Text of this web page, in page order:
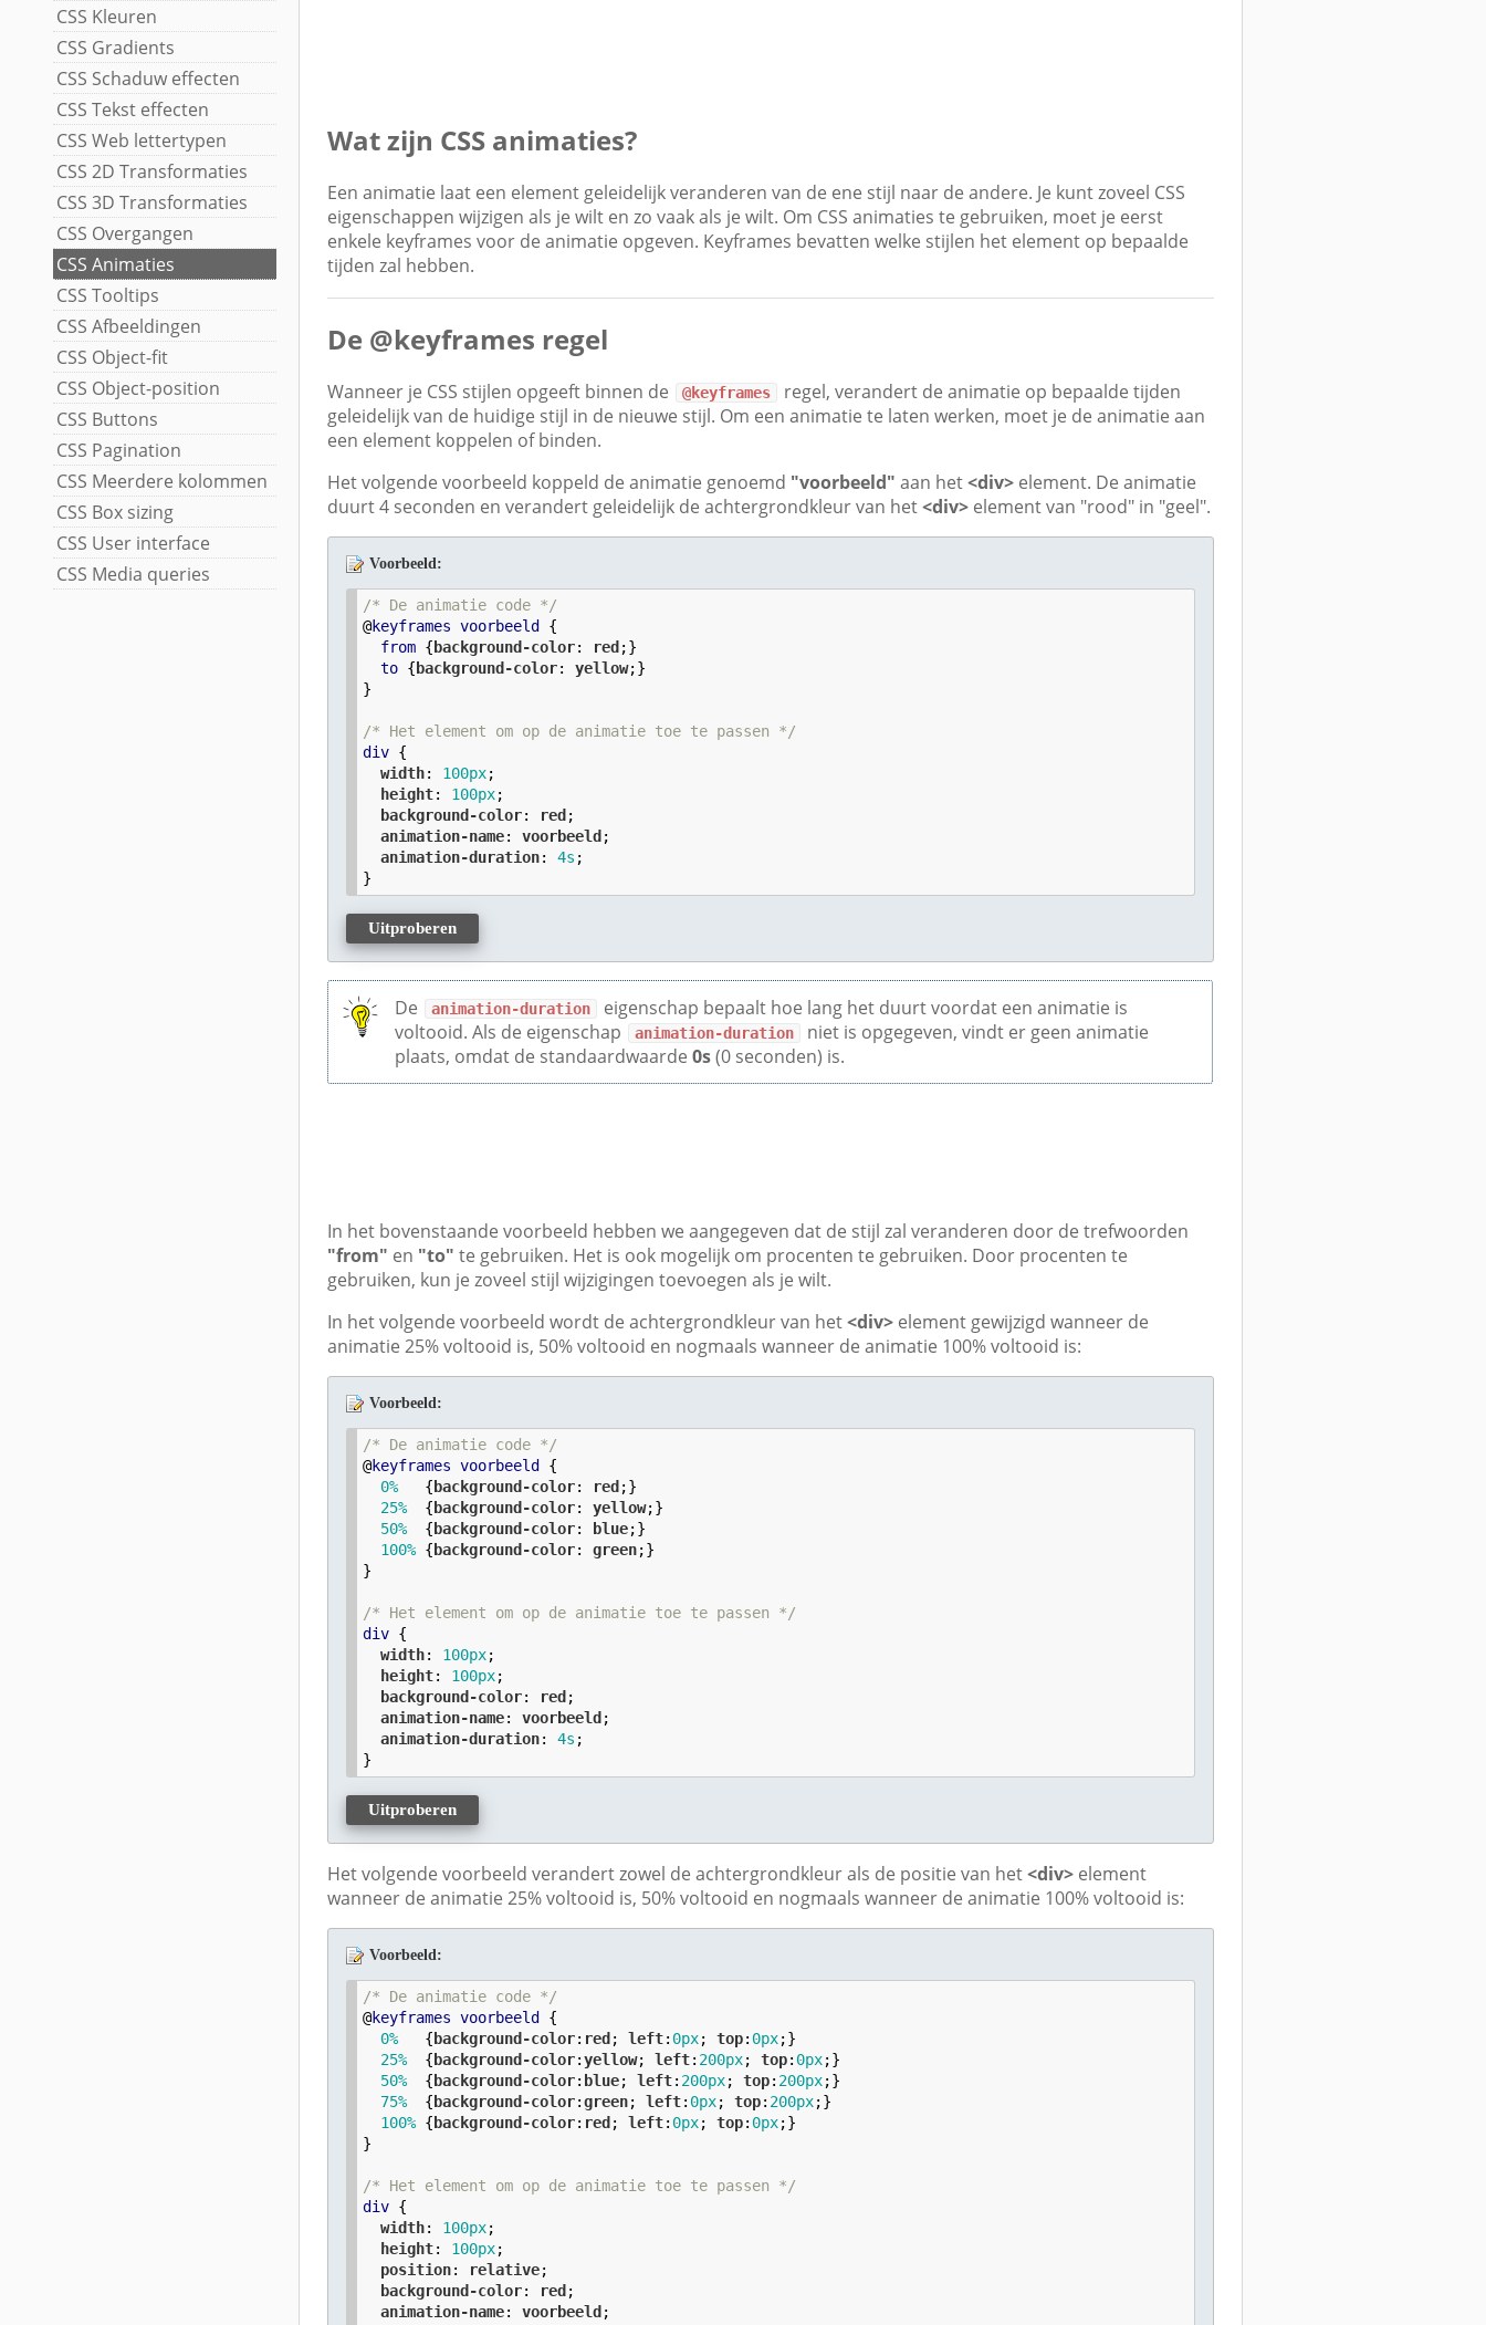
CSS Kleuren
CSS Gradients
CSS Schaduw effecten
CSS Tekst effecten
CSS Web lettertypen
CSS 2D Transformaties
CSS 3D Transformaties
CSS Overgangen
CSS Animaties
CSS Tooltips
CSS Afbeeldingen
CSS Object-fit
CSS Object-position
CSS Buttons
CSS Pagination
CSS Meerdere kolommen
CSS Box sizing
CSS User interface
CSS Media queries
Wat zijn CSS animaties?
Een animatie laat een element geleidelijk veranderen van de ene stijl naar de andere. Je kunt zoveel CSS
eigenschappen wijzigen als je wilt en zo vaak als je wilt. Om CSS animaties te gebruiken, moet je eerst
enkele keyframes voor de animatie opgeven. Keyframes bevatten welke stijlen het element op bepaalde
tijden zal hebben.
De @keyframes regel
Wanneer je CSS stijlen opgeeft binnen de @keyframes
regel, verandert de animatie op bepaalde tijden
geleidelijk van de huidige stijl in de nieuwe stijl. Om een ​​animatie te laten werken, moet je de animatie aan
een element koppelen of binden.
Het volgende voorbeeld koppeld de animatie genoemd "voorbeeld" aan het<div> element. De animatie
duurt 4 seconden en verandert geleidelijk de achtergrondkleur van het<div> element van "rood" in "geel".
Voorbeeld:
/* De animatie code */
@keyframes voorbeeld
{
from { background-color: red ;}
to { background-color: yellow;}
}
/* Het element om op de animatie toe te passen */
div {
width: 100px;
height: 100px;
background-color: red ;
animation-name: voorbeeld ;
animation-duration: 4s ;
}
Uitproberen
De animation-duration
eigenschap bepaalt hoe lang het duurt voordat een animatie is
voltooid. Als de eigenschap
animation-duration
niet is opgegeven, vindt er geen animatie
plaats, omdat de standaardwaarde0s(0 seconden) is.
In het bovenstaande voorbeeld hebben we aangegeven dat de stijl zal veranderen door de trefwoorden
"from" en "to" te gebruiken. Het is ook mogelijk om procenten te gebruiken. Door procenten te
gebruiken, kun je zoveel stijl wijzigingen toevoegen als je wilt.
In het volgende voorbeeld wordt de achtergrondkleur van het<div> element gewijzigd wanneer de
animatie 25% voltooid is, 50% voltooid en nogmaals wanneer de animatie 100% voltooid is:
Voorbeeld:
/* De animatie code */
@keyframes voorbeeld
{
0%
   {
background-color: red ;}
25%
  {
background-color: yellow;}
50%
  {
background-color: blue;}
100% { background-color: green;}
}
/* Het element om op de animatie toe te passen */
div {
width: 100px;
height: 100px;
background-color: red ;
animation-name: voorbeeld ;
animation-duration: 4s ;
}
Uitproberen
Het volgende voorbeeld verandert zowel de achtergrondkleur als de positie van het<div> element
wanneer de animatie 25% voltooid is, 50% voltooid en nogmaals wanneer de animatie 100% voltooid is:
Voorbeeld:
/* De animatie code */
@keyframes voorbeeld
{
0%
   {
background-color: red ; left: 0px; top: 0px;}
25%
  {
background-color:yellow; left: 200px; top: 0px;}
50%
  {
background-color: blue; left: 200px; top: 200px;}
75%
  {
background-color:green; left: 0px; top: 200px;}
100% { background-color: red ; left: 0px; top: 0px;}
}
/* Het element om op de animatie toe te passen */
div {
width: 100px;
height: 100px;
position: relative;
background-color: red ;
animation-name: voorbeeld ;